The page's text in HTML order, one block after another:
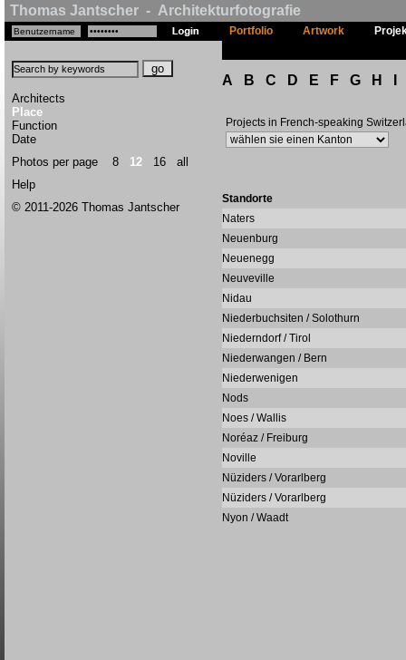
Thomas Jantscher - Architekturfotografie
Architects
Place
Function
Date
Photos per page 8 12 16
all
Help
© 2011-2026 Thomas Jantscher
Portfolio Artwork
A B C D E F G H
Projects in French-speaking
Standorte
Naters
Neuenburg
Neuenegg
Neuveville
Nidau
Niederbuchsiten / Solothurn
Niederndorf / Tirol
Niederwangen / Bern
Niederwenigen
Nods
Noes / Wallis
Noréaz / Freiburg
Noville
Nüziders / Vorarlberg
Nüziders / Vorarlberg
Nyon / Waadt